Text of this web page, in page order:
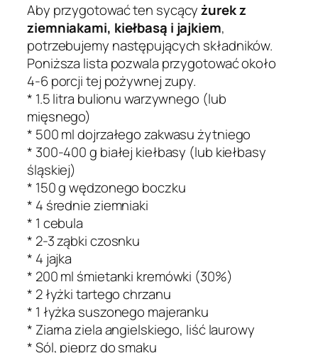
Aby przygotować ten sycącyżurek z
ziemniakami, kiełbasą i jajkiem,
potrzebujemy następujących składników.
Poniższa lista pozwala przygotować około
4-6 porcji tej pożywnej zupy.
* 1.5 litra bulionu warzywnego (lub
mięsnego)
* 500 ml dojrzałego zakwasu żytniego
* 300-400 g białej kiełbasy (lub kiełbasy
śląskiej)
* 150 g wędzonego boczku
* 4 średnie ziemniaki
* 1 cebula
* 2-3 ząbki czosnku
* 4 jajka
* 200 ml śmietanki kremówki (30%)
* 2 łyżki tartego chrzanu
* 1 łyżka suszonego majeranku
* Ziarna ziela angielskiego, liść laurowy
* Sól, pieprz do smaku